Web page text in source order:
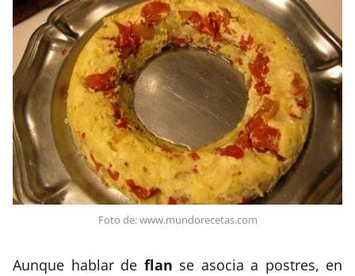
Foto de: www.mundorecetas.com
Aunque hablar de flan se asocia a postres, en